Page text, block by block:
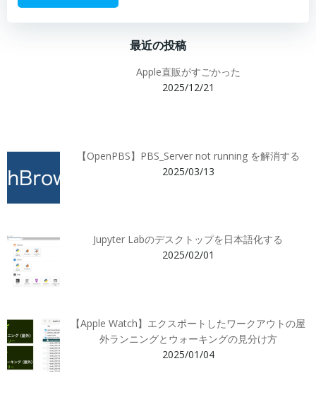
最近の投稿
Apple直販がすごかった
2025/12/21
【OpenPBS】PBS_Server not running を解消する
2025/03/13
Jupyter Labのデスクトップを日本語化する
2025/02/01
【Apple Watch】エクスポートしたワークアウトの屋
外ランニングとウォーキングの見分け方
2025/01/04